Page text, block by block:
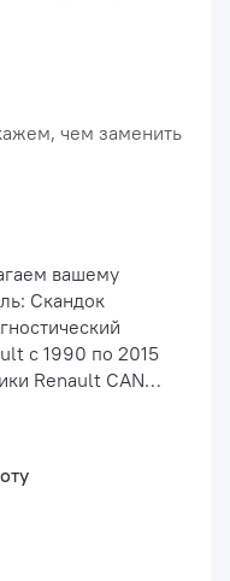
вашему
Скандок
с 1990 по 2015
чем заменить